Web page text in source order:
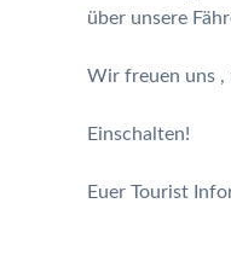
über unsere
Wir freuen uns ,
Einschalten!
Euer Tourist